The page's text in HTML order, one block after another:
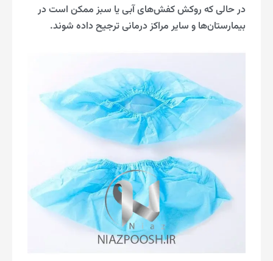
در حالی که روکش کفش‌های آبی یا سبز ممکن است در
بیمارستان‌ها و سایر مراکز درمانی ترجیح داده شوند.